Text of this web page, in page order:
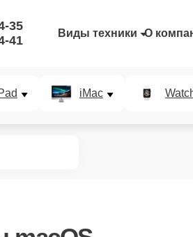
35
41
Виды техники О
iMac